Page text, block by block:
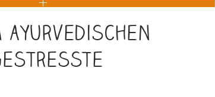
ayurvedischen